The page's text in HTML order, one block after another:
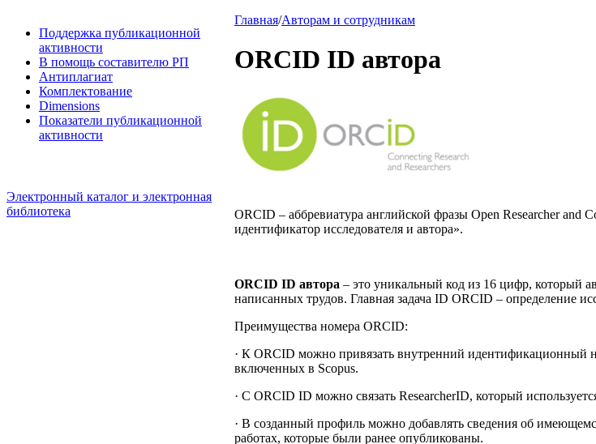
Поддержка публикационной
активности
В помощь составителю РП
Антиплагиат
Комплектование
Dimensions
Показатели публикационной
активности
Электронный каталог и электронная
библиотека
Главная/Авторам и сотрудникам
ORCID ID автора
ORCID – аббревиатура английской фразы Open Researcher
идентификатор исследователя и автора».
ORCID ID автора – это уникальный код из 16 цифр, который
написанных трудов. Главная задача ID ORCID – определение
Преимущества номера ORCID:
· К ORCID можно привязать внутренний идентификационный
включенных в Scopus.
· С ORCID ID можно связать ResearcherID, который
· В созданный профиль можно добавлять сведения об
работах, которые были ранее опубликованы.